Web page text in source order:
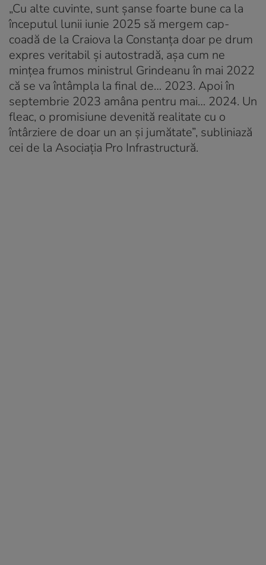
„Cu alte cuvinte, sunt șanse foarte bune ca la
începutul lunii iunie 2025 să mergem cap-
coadă de la Craiova la Constanța doar pe drum
expres veritabil și autostradă, așa cum ne
mințea frumos ministrul Grindeanu în mai 2022
că se va întâmpla la final de… 2023. Apoi în
septembrie 2023 amâna pentru mai… 2024. Un
fleac, o promisiune devenită realitate cu o
întârziere de doar un an și jumătate”, subliniază
cei de la Asociația Pro Infrastructură.